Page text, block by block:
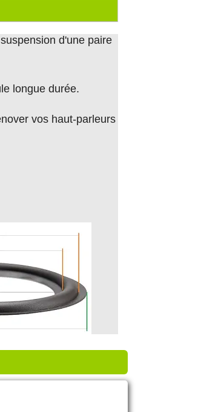
d'une paire
longue durée.
vos haut-parleurs